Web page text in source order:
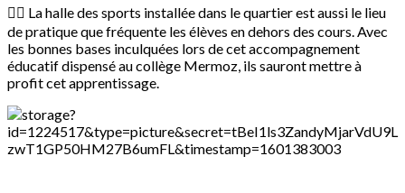
⛹🏽 La halle des sports installée dans le quartier est aussi le lieu
de pratique que fréquente les élèves en dehors des cours. Avec
les bonnes bases inculquées lors de cet accompagnement
éducatif dispensé au collège Mermoz, ils sauront mettre à
profit cet apprentissage.